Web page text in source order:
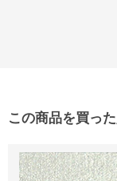
この商品を買っ